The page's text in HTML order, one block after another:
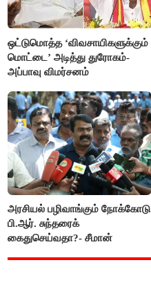
ஒட்டுமொத்த ‘விவசாயிகளுக்கும்
மொட்டை’ அடித்து துரோகம்-
அப்பாவு விமர்சனம்
அரசியல் பழிவாங்கும் நோக்கோடு
பி.ஆர். சுந்தரைக்
கைதுசெய்வதா?- சீமான்